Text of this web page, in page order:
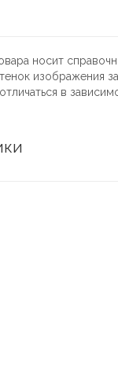
носит
изображения
в